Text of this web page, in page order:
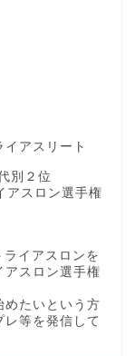
アスリート
別２位
スロン選手権
イアスロンを
アスロン選手権
めたいという方
等を発信して